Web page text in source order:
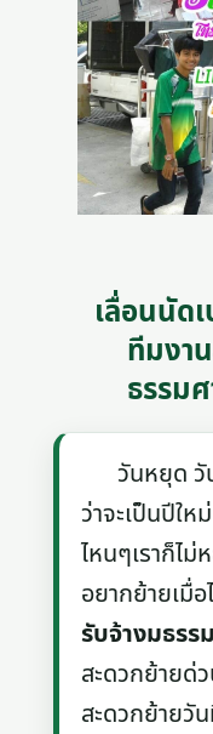
เลื่อนนัด
ทีมงา
ธรรม
วันหยุด วัน
ว่าจะเป็นปีใ
ไหนๆเราก็ไ
อยากย้ายเมื่
รับจ้างมธรร
สะดวกย้ายด่
สะดวกย้ายวั